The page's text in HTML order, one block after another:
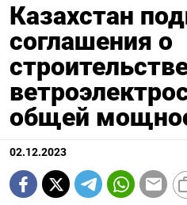
Казахстан
соглашения о
общей
02.12.2023